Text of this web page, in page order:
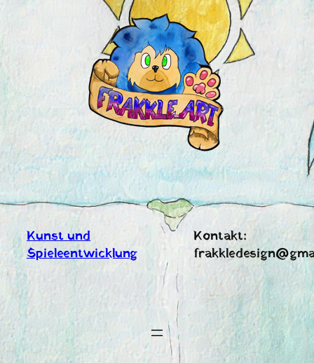
Kunst und
Spieleentwicklung
Kontakt: